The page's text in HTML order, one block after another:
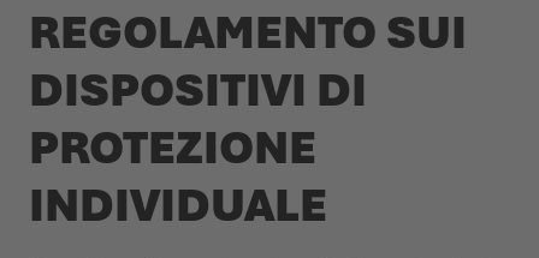
REGOLAMENTO SUI
DISPOSITIVI DI
PROTEZIONE
INDIVIDUALE